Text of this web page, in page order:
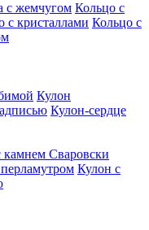
с жемчугом Кольцо с
с кристаллами Кольцо с
Кулон
Кулон-сердце
камнем Сваровски
Кулон с